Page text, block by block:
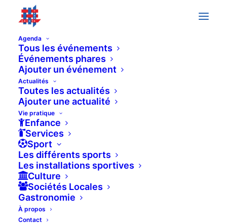
Agenda
Tous les événements
Événements phares
Ajouter un événement
Actualités
Toutes les actualités
Ajouter une actualité
Vie pratique
Enfance
Services
Sport
Les différents sports
Les installations sportives
Culture
Sociétés Locales
Gastronomie
À propos
Contact
10h00